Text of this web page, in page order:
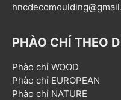
PHÀO CHỈ THEO
Phào chỉ WOOD
Phào chỉ EUROPEAN
Phào chỉ NATURE